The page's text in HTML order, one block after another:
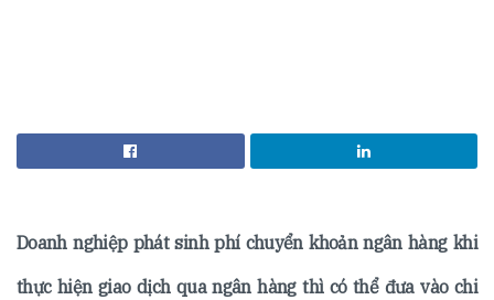
Doanh nghiệp phát sinh phí chuyển khoản ngân hàng khi
thực hiện giao dịch qua ngân hàng thì có thể đưa vào chi